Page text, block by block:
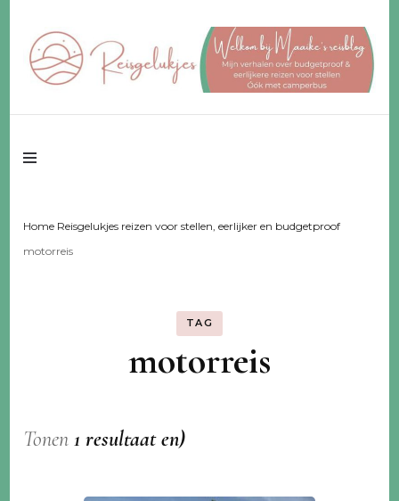
Reisgelukjes –
Reisgeluk voor 2 ♥️ eerlijker ♥️ voor een fijn budget
Home Reisgelukjes reizen voor stellen, eerlijker en budgetproof
motorreis
TAG
motorreis
Tonen 1 resultaat en)